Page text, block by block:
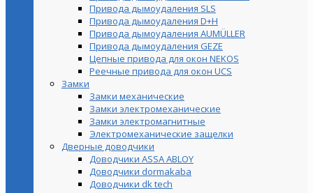
Привода дымоудаления SLS
Привода дымоудаления D+H
Привода дымоудаления AUMÜLLER
Привода дымоудаления GEZE
Цепные привода для окон NEKOS
Реечные привода для окон UСS
Замки
Замки механические
Замки электромеханические
Замки электромагнитные
Электромеханические защелки
Дверные доводчики
Доводчики ASSA ABLOY
Доводчики dormakaba
Доводчики dk tech